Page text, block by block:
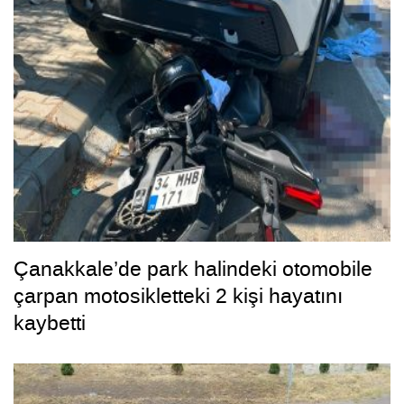
Çanakkale’de park halindeki otomobile
çarpan motosikletteki 2 kişi hayatını
kaybetti